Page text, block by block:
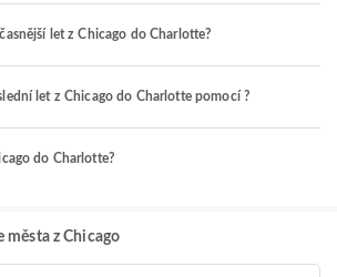
let z Chicago do Charlotte?
let z Chicago do Charlotte pomocí ?
do Charlotte?
města z Chicago